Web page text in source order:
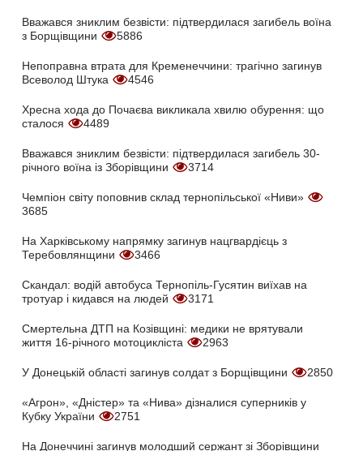
Вважався зниклим безвісти: підтвердилася загибель воїна
з Борщівщини
5886
Непоправна втрата для Кременеччини: трагічно загинув
Всеволод Штука
4546
Хресна хода до Почаєва викликала хвилю обурення: що
сталося
4489
Вважався зниклим безвісти: підтвердилася загибель 30-
річного воїна із Зборівщини
3714
Чемпіон світу поповнив склад тернопільської «Ниви»
3685
На Харківському напрямку загинув нацгвардієць з
Теребовлянщини
3466
Скандал: водій автобуса Тернопіль-Гусятин виїхав на
тротуар і кидався на людей
3171
Смертельна ДТП на Козівщині: медики не врятували
життя 16-річного мотоцикліста
2963
У Донецькій області загинув солдат з Борщівщини 2850
«Агрон», «Дністер» та «Нива» дізналися суперників у
Кубку України
2751
На Донеччині загинув молодший сержант зі Зборівщини